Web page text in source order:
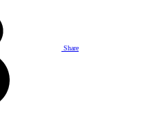
Share